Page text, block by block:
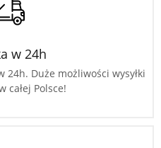
w 24h
Duże możliwości wysyłki
całej Polsce!